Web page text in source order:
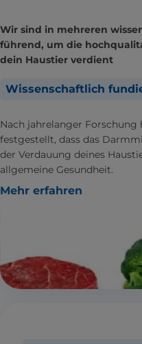
Wir sind in mehreren
führend, um die
dein Haustier verdient
Wissenschaftlich
Nach jahrelanger Forschung
festgestellt, dass das
der Verdauung deines
allgemeine Gesundheit.
Mehr erfahren